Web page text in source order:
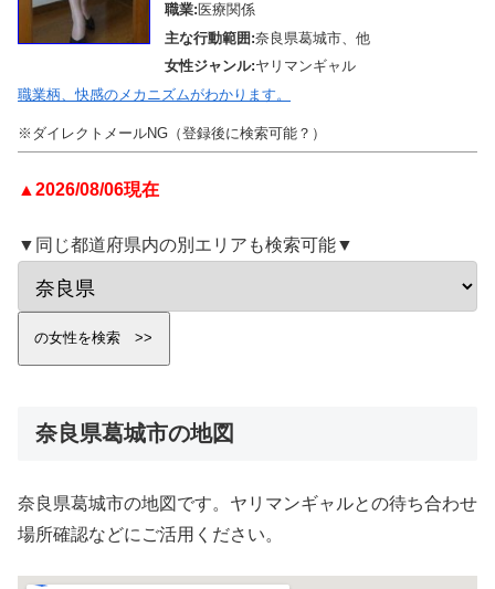
職業:医療関係
主な行動範囲:奈良県葛城市、他
女性ジャンル:ヤリマンギャル
職業柄、快感のメカニズムがわかります。
※ダイレクトメールNG（登録後に検索可能？）
▲2026/08/06現在
▼同じ都道府県内の別エリアも検索可能▼
奈良県葛城市の地図
奈良県葛城市の地図です。ヤリマンギャルとの待ち合わせ
場所確認などにご活用ください。